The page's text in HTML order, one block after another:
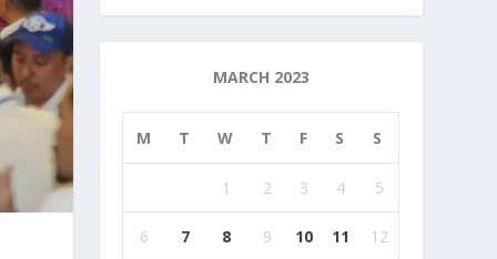
MARCH 2023
M T W T F S S
1 2 3 4 5
6 7 8 9 10 11 12